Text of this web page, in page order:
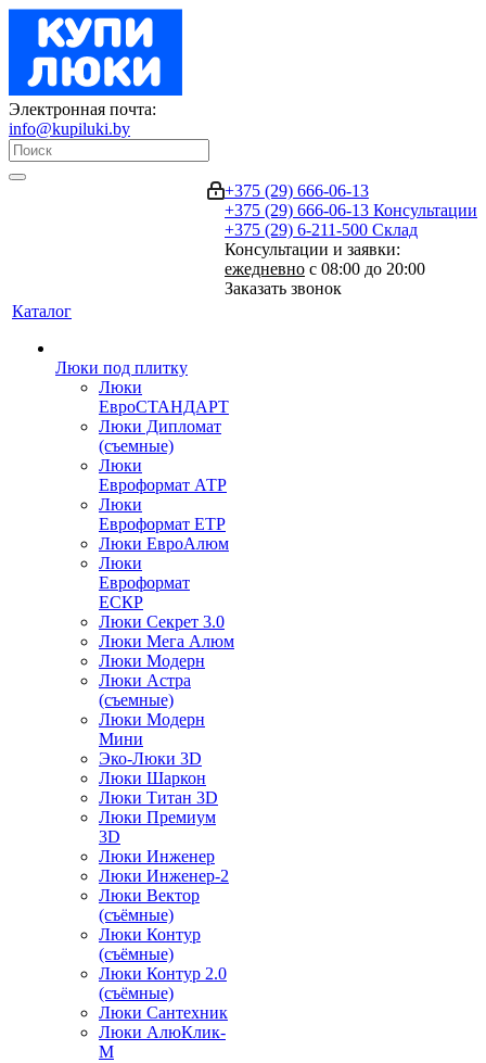
Электронная почта:
info@kupiluki.by
+375 (29) 666-06-13
+375 (29) 666-06-13 Консультации
+375 (29) 6-211-500 Склад
Консультации и заявки:
ежедневно с 08:00 до 20:00
Заказать звонок
Каталог
Люки под плитку
Люки
ЕвроСТАНДАРТ
Люки Дипломат
(съемные)
Люки
Евроформат АТР
Люки
Евроформат ЕТР
Люки ЕвроАлюм
Люки
Евроформат
ЕСКР
Люки Секрет 3.0
Люки Мега Алюм
Люки Модерн
Люки Астра
(съемные)
Люки Модерн
Мини
Эко-Люки 3D
Люки Шаркон
Люки Титан 3D
Люки Премиум
3D
Люки Инженер
Люки Инженер-2
Люки Вектор
(съёмные)
Люки Контур
(съёмные)
Люки Контур 2.0
(съёмные)
Люки Сантехник
Люки АлюКлик-
М